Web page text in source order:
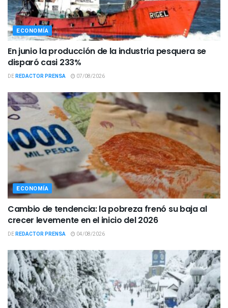
ECONOMÍA
En junio la producción de la industria pesquera se
disparó casi 233%
DEREDACTOR PRENSA 07/08/2026
ECONOMÍA
Cambio de tendencia: la pobreza frenó su baja al
crecer levemente en el inicio del 2026
DEREDACTOR PRENSA 04/08/2026